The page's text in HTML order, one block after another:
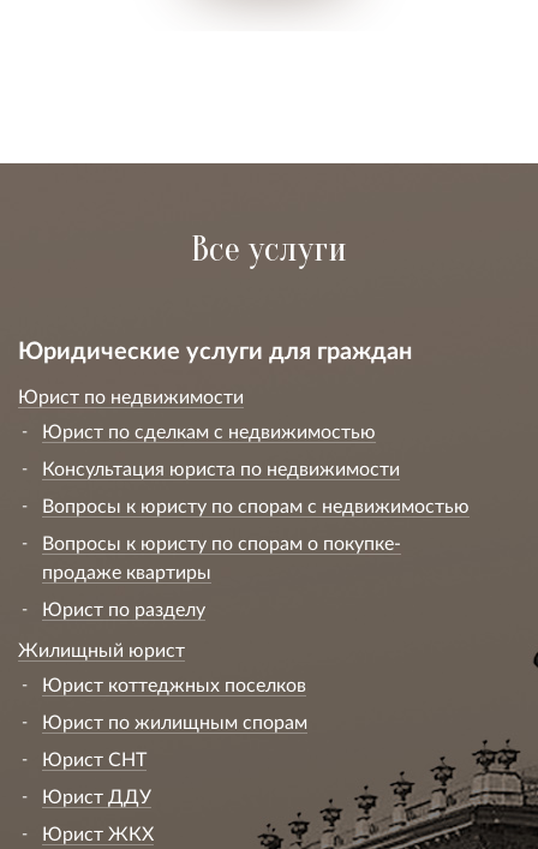
Все услуги
Юридические услуги для граждан
Юрист по недвижимости
Юрист по сделкам с недвижимостью
Консультация юриста по недвижимости
Вопросы к юристу по спорам с недвижимостью
Вопросы к юристу по спорам о покупке-
продаже квартиры
Юрист по разделу
Жилищный юрист
Юрист коттеджных поселков
Юрист по жилищным спорам
Юрист СНТ
Юрист ДДУ
Юрист ЖКХ